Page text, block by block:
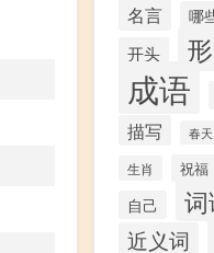
名言 哪
开头
成语
描写 春天
生肖 祝福
自己
近义词